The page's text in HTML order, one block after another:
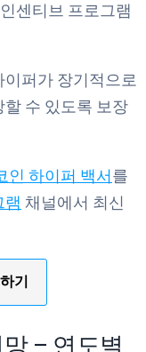
센티브 프로그램
퍼가 장기적으로
수 있도록 보장
인 하이퍼 백서를
램 채널에서 최신
기
– 연도별